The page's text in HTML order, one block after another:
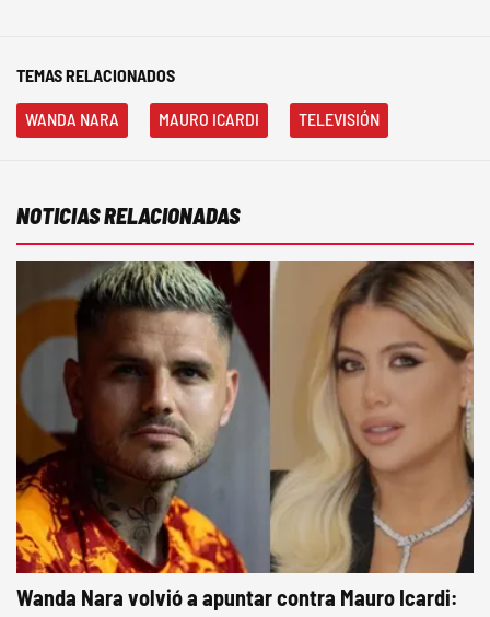
TEMAS RELACIONADOS
WANDA NARA MAURO ICARDI TELEVISIÓN
NOTICIAS RELACIONADAS
Wanda Nara volvió a apuntar contra Mauro Icardi: